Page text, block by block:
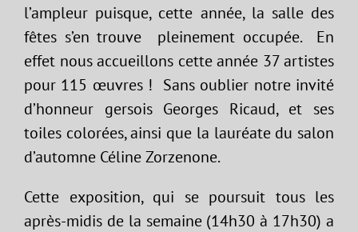
l’ampleur puisque, cette année, la salle des
fêtes s’en trouve pleinement occupée. En
effet nous accueillons cette année 37 artistes
pour 115 œuvres ! Sans oublier notre invité
d’honneur gersois Georges Ricaud, et ses
toiles colorées, ainsi que la lauréate du salon
d’automne Céline Zorzenone.
Cette exposition, qui se poursuit tous les
après-midis de la semaine (14h30 à 17h30) a